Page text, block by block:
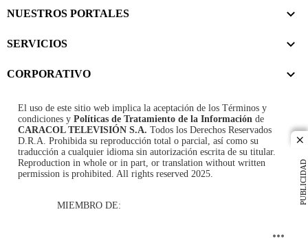
PUBLICIDAD
NUESTROS PORTALES
SERVICIOS
CORPORATIVO
El uso de este sitio web implica la aceptación de los Términos y
condiciones y Políticas de Tratamiento de la Información de
CARACOL TELEVISIÓN S.A. Todos los Derechos Reservados
D.R.A. Prohibida su reproducción total o parcial, así como su
traducción a cualquier idioma sin autorización escrita de su titular.
Reproduction in whole or in part, or translation without written
permission is prohibited. All rights reserved 2025.
MIEMBRO DE: